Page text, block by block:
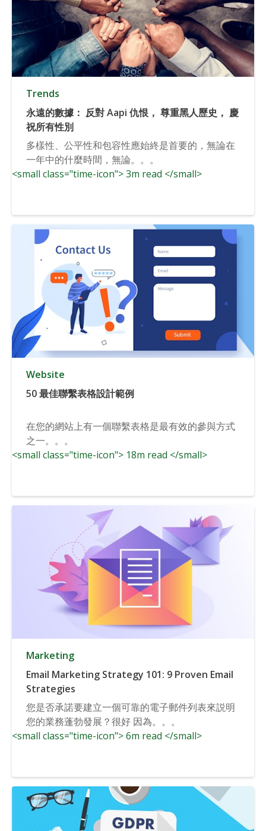
Trends
永遠的數據： 反對 Aapi 仇恨， 尊重黑人歷史， 慶
祝所有性別
多樣性、公平性和包容性應始終是首要的，無論在
一年中的什麼時間，無論。。。
<small class="time-icon"> 3m read </small>
Website
50 最佳聯繫表格設計範例
在您的網站上有一個聯繫表格是最有效的參與方式
之一。。。
<small class="time-icon"> 18m read </small>
Marketing
Email Marketing Strategy 101: 9 Proven Email
Strategies
您是否承諾要建立一個可靠的電子郵件列表來説明
您的業務蓬勃發展？很好 因為。。。
<small class="time-icon"> 6m read </small>